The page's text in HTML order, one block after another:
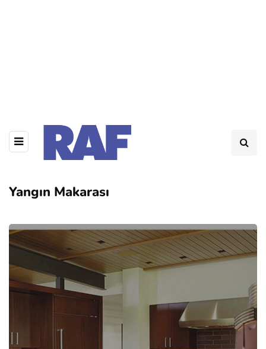
Yangın Makarası